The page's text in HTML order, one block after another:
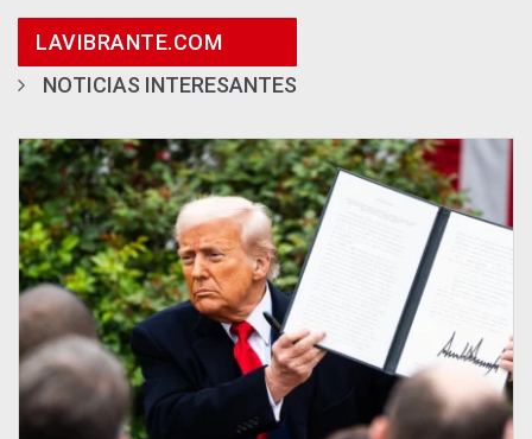
LAVIBRANTE.COM
NOTICIAS INTERESANTES